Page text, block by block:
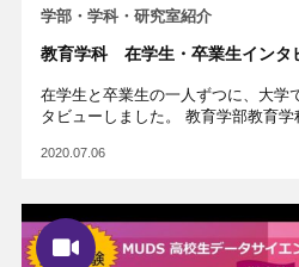
学部・学科・研究室紹介
教育学科 在学生・卒業生インタ
在学生と卒業生の一人ずつに、大学
タビューしました。 教育学部教育学
2020.07.06